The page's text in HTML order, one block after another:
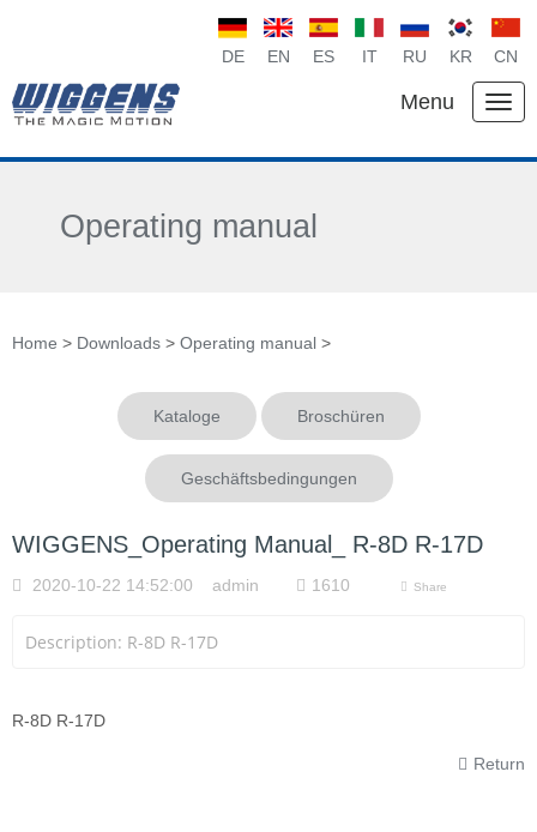
DE EN ES IT RU KR CN
Menu
Operating manual
Home > Downloads > Operating manual >
Kataloge Broschüren
Geschäftsbedingungen
WIGGENS_Operating Manual_ R-8D R-17D
2020-10-22 14:52:00 admin 1610 Share
Description: R-8D R-17D
R-8D R-17D
Return